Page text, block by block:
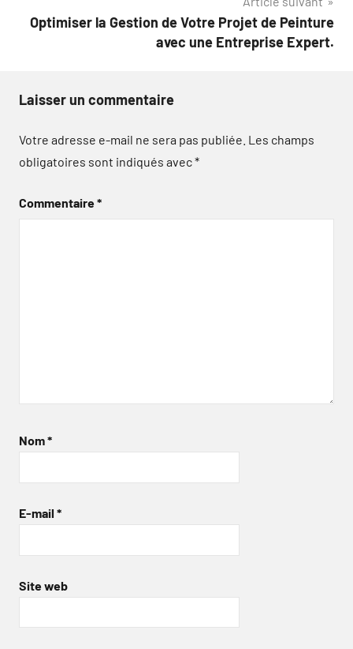
Optimiser la Gestion de Votre Projet de Peinture
avec une Entreprise Expert.
Laisser un commentaire
Votre adresse e-mail ne sera pas publiée. Les champs
obligatoires sont indiqués avec*
Commentaire*
Nom*
E-mail *
Site web